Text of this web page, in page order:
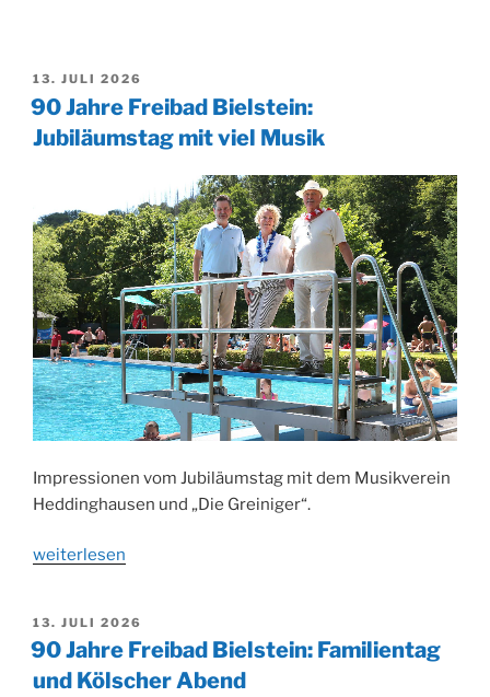
VERÖFFENTLICHT
AM
13. JULI 2026
90 Jahre Freibad Bielstein:
Jubiläumstag mit viel Musik
Impressionen vom Jubiläumstag mit dem Musikverein
Heddinghausen und „Die Greiniger“.
„90
Bielstein:
Jubiläumstag
mit
weiterlesen
VERÖFFENTLICHT
AM
13. JULI 2026
90 Jahre Freibad Bielstein: Familientag
und Kölscher Abend